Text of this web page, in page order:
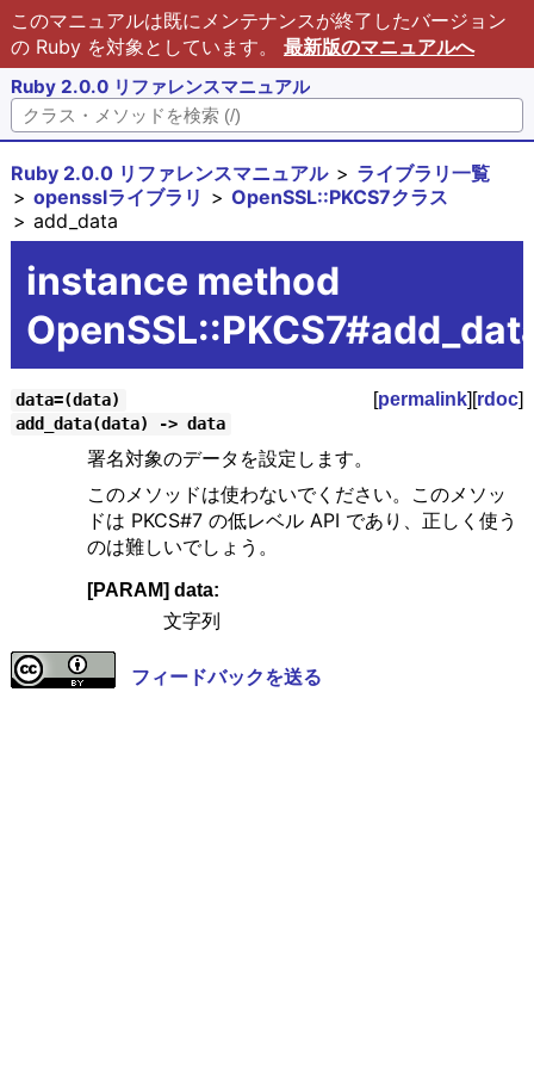
このマニュアルは既にメンテナンスが終了したバージョン
の Ruby を対象としています。 最新版のマニュアルへ
Ruby 2.0.0 リファレンスマニュアル
Ruby 2.0.0 リファレンスマニュアル
ライブラリ一覧
opensslライブラリ
OpenSSL::PKCS7クラス
add_data
instance method
data=(data) [permalink][rdoc]
add_data(data) -> data
署名対象のデータを設定します。
このメソッドは使わないでください。このメソッ
ドは PKCS#7 の低レベル API であり、正しく使う
のは難しいでしょう。
[PARAM] data:
文字列
フィードバックを送る